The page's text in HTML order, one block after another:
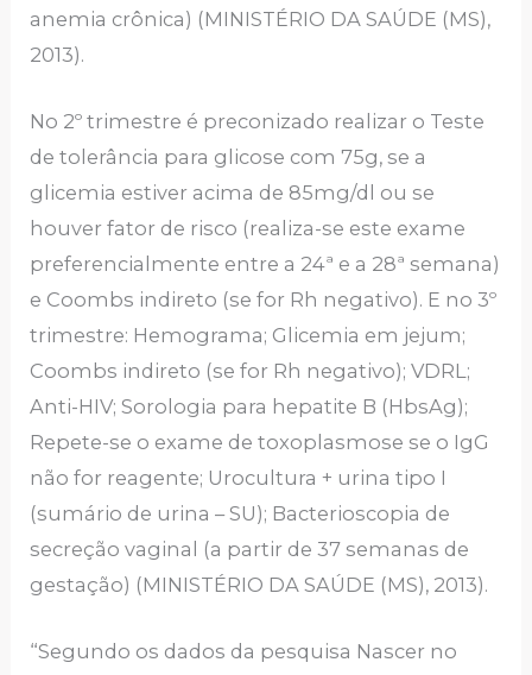
anemia crônica) (MINISTÉRIO DA SAÚDE (MS),
2013).
No 2º trimestre é preconizado realizar o Teste
de tolerância para glicose com 75g, se a
glicemia estiver acima de 85mg/dl ou se
houver fator de risco (realiza-se este exame
preferencialmente entre a 24ª e a 28ª semana)
e Coombs indireto (se for Rh negativo). E no 3º
trimestre: Hemograma; Glicemia em jejum;
Coombs indireto (se for Rh negativo); VDRL;
Anti-HIV; Sorologia para hepatite B (HbsAg);
Repete-se o exame de toxoplasmose se o IgG
não for reagente; Urocultura + urina tipo I
(sumário de urina – SU); Bacterioscopia de
secreção vaginal (a partir de 37 semanas de
gestação) (MINISTÉRIO DA SAÚDE (MS), 2013).
“Segundo os dados da pesquisa Nascer no